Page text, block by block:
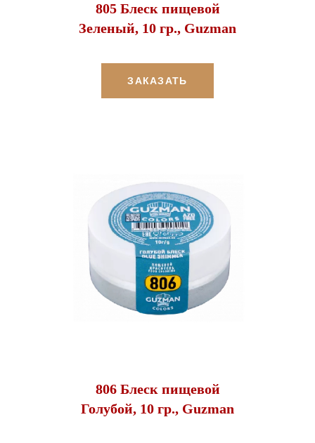
805 Блеск пищевой
Зеленый, 10 гр., Guzman
ЗАКАЗАТЬ
806 Блеск пищевой
Голубой, 10 гр., Guzman